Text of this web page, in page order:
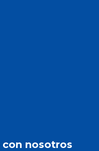
nosotros